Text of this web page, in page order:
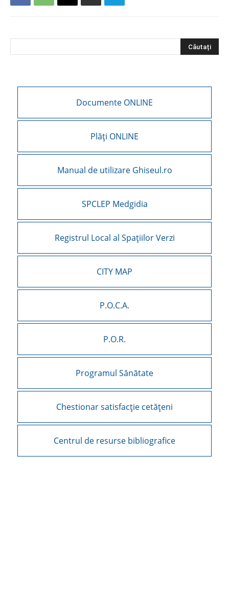
Documente ONLINE
Plăți ONLINE
Manual de utilizare Ghiseul.ro
SPCLEP Medgidia
Registrul Local al Spațiilor Verzi
CITY MAP
P.O.C.A.
P.O.R.
Programul Sănătate
Chestionar satisfacție cetățeni
Centrul de resurse bibliografice